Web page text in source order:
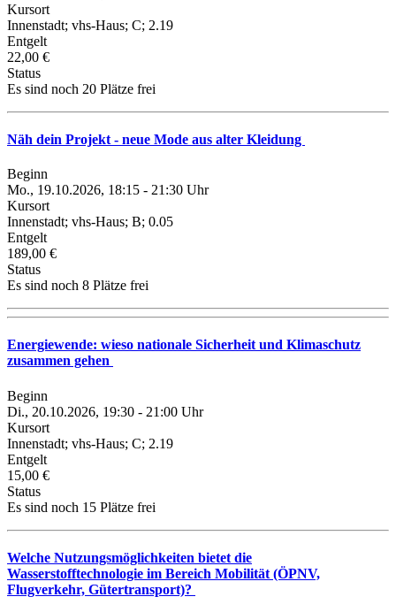
Kursort
Innenstadt; vhs-Haus; C; 2.19
Entgelt
22,00 €
Status
Es sind noch 20 Plätze frei
Näh dein Projekt - neue Mode aus alter Kleidung
Beginn
Mo., 19.10.2026, 18:15 - 21:30 Uhr
Kursort
Innenstadt; vhs-Haus; B; 0.05
Entgelt
189,00 €
Status
Es sind noch 8 Plätze frei
Energiewende: wieso nationale Sicherheit und Klimaschutz
zusammen gehen
Beginn
Di., 20.10.2026, 19:30 - 21:00 Uhr
Kursort
Innenstadt; vhs-Haus; C; 2.19
Entgelt
15,00 €
Status
Es sind noch 15 Plätze frei
Welche Nutzungsmöglichkeiten bietet die
Wasserstofftechnologie im Bereich Mobilität (ÖPNV,
Flugverkehr, Gütertransport)?